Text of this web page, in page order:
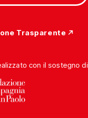
Trasparente
con il sostegno di